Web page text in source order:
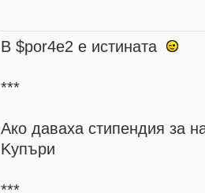
В $por4e2 e истината
***
Aко даваха стипендия за
Kупъри
***